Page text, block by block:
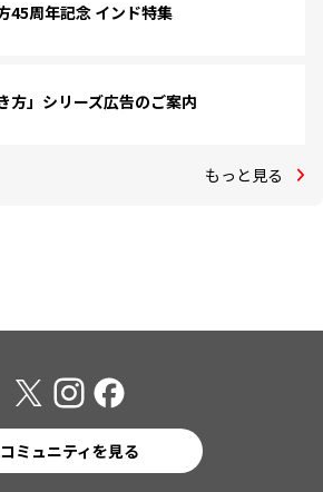
45周年記念 インド特集
方」シリーズ広告のご案内
もっと見る
コミュニティを見る